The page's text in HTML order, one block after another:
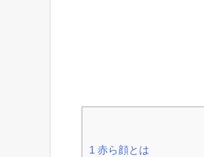
1 赤ら顔とは